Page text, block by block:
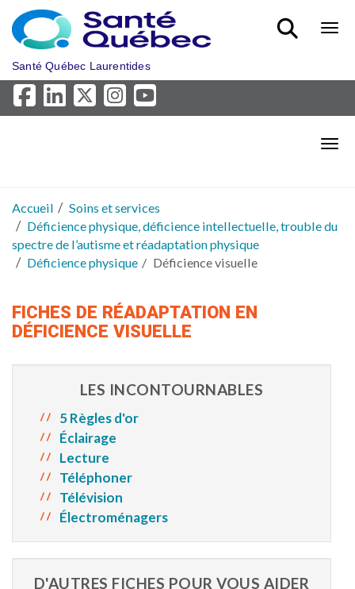
Aller au menu principal
Santé Québec Laurentides
Accueil
Soins et services
Déficience physique, déficience intellectuelle, trouble du
spectre de l’autisme et réadaptation physique
Déficience physique
Déficience visuelle
FICHES DE RÉADAPTATION EN
DÉFICIENCE VISUELLE
LES INCONTOURNABLES
5 Règles d'or
Éclairage
Lecture
Téléphoner
Télévision
Électroménagers
D'AUTRES FICHES POUR VOUS AIDER